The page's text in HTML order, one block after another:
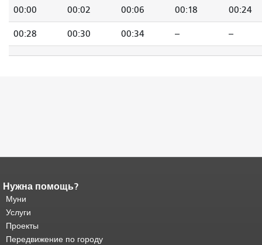
00:00 00:02 00:06 00:18 00:24
00:28 00:30 00:34 -- --
Конец содержимого
страницы.
страницы повторяется на каждой
странице.
основного содержимого .
Нужна помощь?
Муни
Услуги
Проекты
Передвижение по городу